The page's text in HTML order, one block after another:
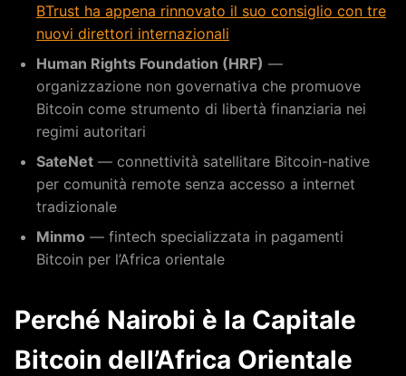
BTrust ha appena rinnovato il suo consiglio con tre
nuovi direttori internazionali
Human Rights Foundation (HRF) —
organizzazione non governativa che promuove
Bitcoin come strumento di libertà finanziaria nei
regimi autoritari
SateNet — connettività satellitare Bitcoin-native
per comunità remote senza accesso a internet
tradizionale
Minmo — fintech specializzata in pagamenti
Bitcoin per l’Africa orientale
Perché Nairobi è la Capitale
Bitcoin dell’Africa Orientale